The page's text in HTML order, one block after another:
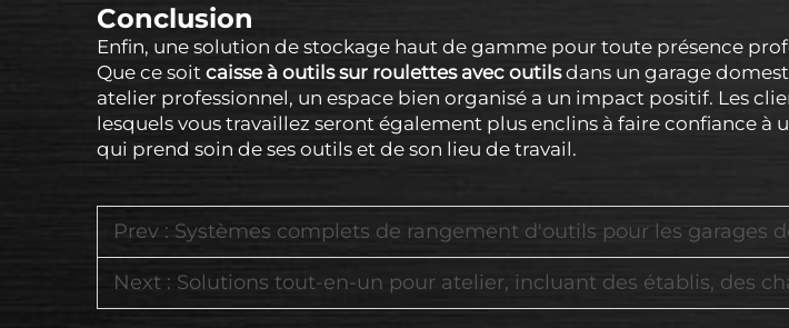
Conclusion
Enfin, une solution de stockage haut de gamme pour toute présence
Que ce soit caisse à outils sur roulettes avec outilsdans un garage
atelier professionnel, un espace bien organisé a un impact positif. Les
lesquels vous travaillez seront également plus enclins à faire confiance à
qui prend soin de ses outils et de son lieu de travail.
Prev : Systèmes complets de rangement d'outils pour les garages domestiques et les
Next : Solutions tout-en-un pour atelier, incluant des établis, des chariots à outils et des